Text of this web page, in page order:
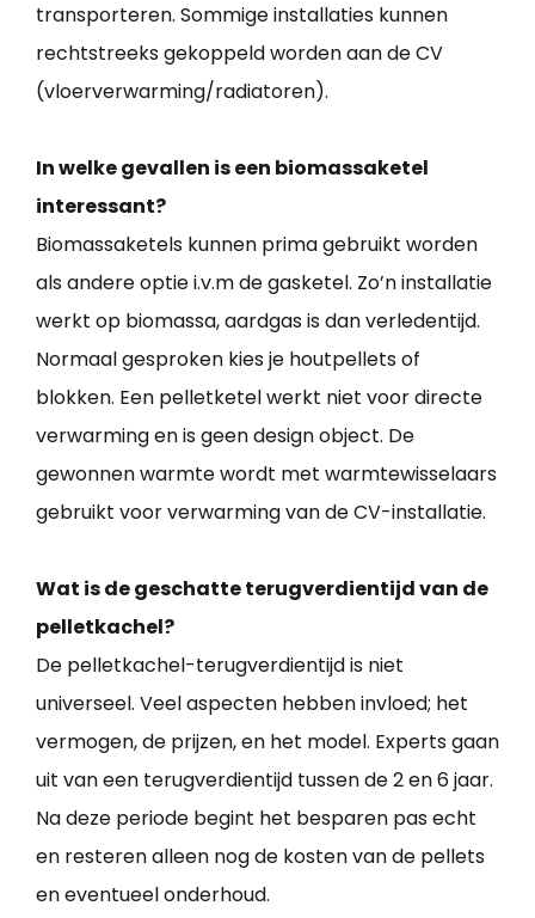
transporteren. Sommige installaties kunnen
rechtstreeks gekoppeld worden aan de CV
(vloerverwarming/radiatoren).
In welke gevallen is een biomassaketel
interessant?
Biomassaketels kunnen prima gebruikt worden
als andere optie i.v.m de gasketel. Zo’n installatie
werkt op biomassa, aardgas is dan verledentijd.
Normaal gesproken kies je houtpellets of
blokken. Een pelletketel werkt niet voor directe
verwarming en is geen design object. De
gewonnen warmte wordt met warmtewisselaars
gebruikt voor verwarming van de CV-installatie.
Wat is de geschatte terugverdientijd van de
pelletkachel?
De pelletkachel-terugverdientijd is niet
universeel. Veel aspecten hebben invloed; het
vermogen, de prijzen, en het model. Experts gaan
uit van een terugverdientijd tussen de 2 en 6 jaar.
Na deze periode begint het besparen pas echt
en resteren alleen nog de kosten van de pellets
en eventueel onderhoud.